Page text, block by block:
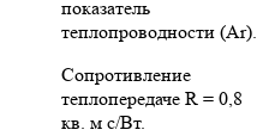
показатель
теплопроводности (Ar).
Сопротивление
теплопередаче R = 0,8
кв. м с/Вт.